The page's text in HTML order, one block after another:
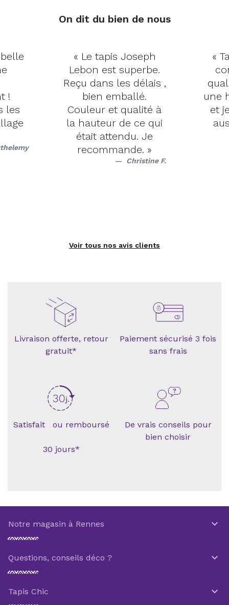
On dit du bien de nous
!
les
« Le tapis Joseph
Lebon est superbe.
Reçu dans les délais ,
bien emballé.
Couleur et qualité à
la hauteur de ce qui
était attendu. Je
recommande. »
Christine F.
«
une
et
Voir tous nos avis clients
Livraison offerte, retour
gratuit*
Paiement sécurisé 3 fois
sans frais
Satisfait ou remboursé
30 jours*
De vrais conseils pour
bien choisir
Notre magasin à Rennes 
Questions, conseils déco ? 
Tapis Chic 